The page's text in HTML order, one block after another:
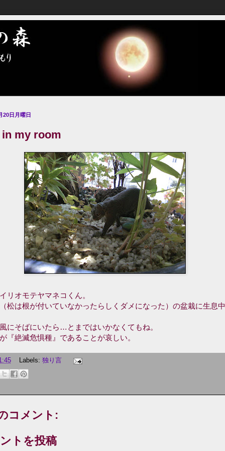
20日月曜日
in my room
リオモテヤマネコくん。
松は根が付いていなかったらしくダメになった）の盆栽に生息中
にそばにいたら…とまではいかなくてもね。
『絶滅危惧種』であることが哀しい。
Labels:独り言
コメント:
トを投稿